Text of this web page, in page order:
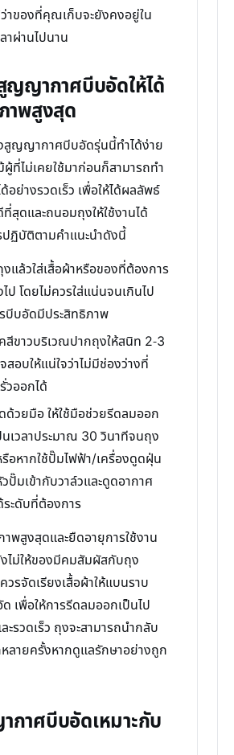
ว่าของที่คุณเก็บจะยังคงอยู่ใน
าผ่านไปนาน
ญญากาศบีบอัดให้ได้
าพสูงสุด
สูญญากาศบีบอัดรุ่นนี้ทำได้ง่าย
ที่ไม่เคยใช้มาก่อนก็สามารถทำ
อย่างรวดเร็ว เพื่อให้ได้ผลลัพธ์
สุดและถนอมถุงให้ใช้งานได้
ปฏิบัติตามคำแนะนำดังนี้
แล้วใส่เสื้อผ้าหรือของที่ต้องการ
ป โดยไม่ควรใส่แน่นจนเกินไป
บีบอัดมีประสิทธิภาพ
สีขาวบริเวณปากถุงให้สนิท 2-3
สอบให้แน่ใจว่าไม่มีช่องว่างที่
วออกได้
ด้วยมือ ให้ใช้มือช่วยรีดลมออก
เวลาประมาณ 30 วินาทีจนถุง
อหากใช้ปั๊มไฟฟ้า/เครื่องดูดฝุ่น
ปั๊มเข้ากับวาล์วและดูดอากาศ
ะดับที่ต้องการ
าพสูงสุดและยืดอายุการใช้งาน
งไม่ให้ของมีคมสัมผัสกับถุง
วรจัดเรียงเสื้อผ้าให้แบนราบ
เพื่อให้การรีดลมออกเป็นไป
ะรวดเร็ว ถุงจะสามารถนำกลับ
หลายครั้งหากดูแลรักษาอย่างถูก
าศบีบอัดเหมาะกับ